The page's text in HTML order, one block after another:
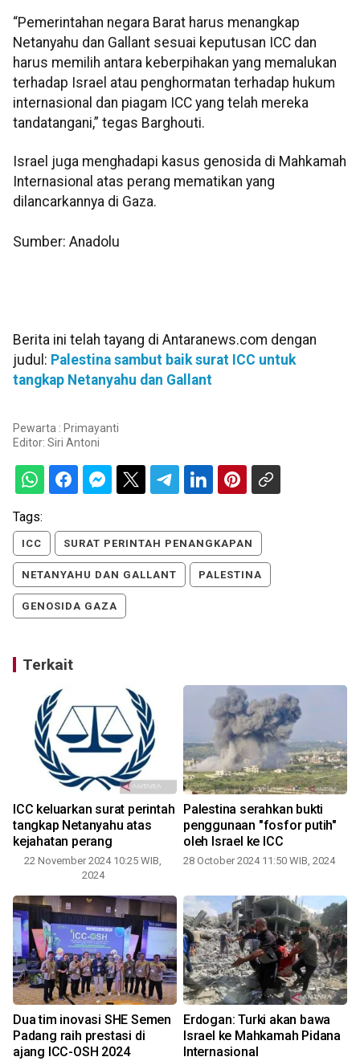
“Pemerintahan negara Barat harus menangkap
Netanyahu dan Gallant sesuai keputusan ICC dan
harus memilih antara keberpihakan yang memalukan
terhadap Israel atau penghormatan terhadap hukum
internasional dan piagam ICC yang telah mereka
tandatangani,” tegas Barghouti.
Israel juga menghadapi kasus genosida di Mahkamah
Internasional atas perang mematikan yang
dilancarkannya di Gaza.
Sumber: Anadolu
Berita ini telah tayang di Antaranews.com dengan
judul: Palestina sambut baik surat ICC untuk
tangkap Netanyahu dan Gallant
Pewarta : Primayanti
Editor: Siri Antoni
Tags:
ICC SURAT PERINTAH PENANGKAPAN
NETANYAHU DAN GALLANT PALESTINA
GENOSIDA GAZA
Terkait
ICC keluarkan surat perintah
tangkap Netanyahu atas
kejahatan perang
22 November 2024 10:25 WIB,
2024
Palestina serahkan bukti
penggunaan "fosfor putih"
oleh Israel ke ICC
28 October 2024 11:50 WIB, 2024
Dua tim inovasi SHE Semen
Padang raih prestasi di
ajang ICC-OSH 2024
Erdogan: Turki akan bawa
Israel ke Mahkamah Pidana
Internasional